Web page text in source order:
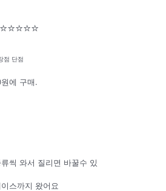
⭐⭐⭐⭐⭐
점 단점
에 구매.
씩 와서 질리면 바꿀수 있
스까지 왔어요